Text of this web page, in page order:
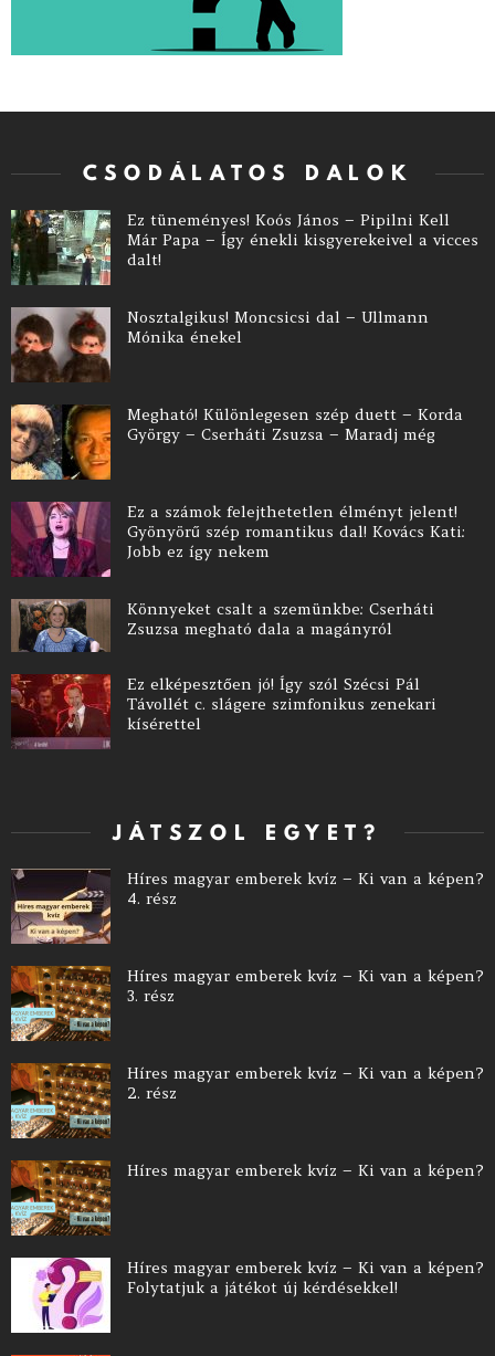
CSODÁLATOS DALOK
Ez tüneményes! Koós János – Pipilni Kell
Már Papa – Így énekli kisgyerekeivel a vicces
dalt!
Nosztalgikus! Moncsicsi dal – Ullmann
Mónika énekel
Megható! Különlegesen szép duett – Korda
György – Cserháti Zsuzsa – Maradj még
Ez a számok felejthetetlen élményt jelent!
Gyönyörű szép romantikus dal! Kovács Kati:
Jobb ez így nekem
Könnyeket csalt a szemünkbe: Cserháti
Zsuzsa megható dala a magányról
Ez elképesztően jó! Így szól Szécsi Pál
Távollét c. slágere szimfonikus zenekari
kísérettel
JÁTSZOL EGYET?
Híres magyar emberek kvíz – Ki van a képen?
4. rész
Híres magyar emberek kvíz – Ki van a képen?
3. rész
Híres magyar emberek kvíz – Ki van a képen?
2. rész
Híres magyar emberek kvíz – Ki van a képen?
Híres magyar emberek kvíz – Ki van a képen?
Folytatjuk a játékot új kérdésekkel!